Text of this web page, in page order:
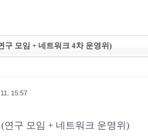
구 모임 + 네트워크 4차 운영위)
15:57
연구 모임 + 네트워크 운영위)